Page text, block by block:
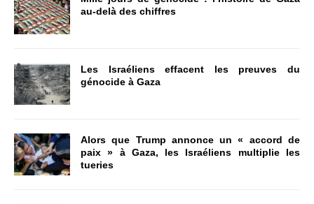
au-delà des chiffres
Les Israéliens effacent les preuves du
génocide à Gaza
Alors que Trump annonce un « accord de
paix » à Gaza, les Israéliens multiplie les
tueries